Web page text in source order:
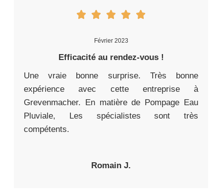
Février 2023
Efficacité au rendez-vous !
Une vraie bonne surprise. Très bonne
expérience avec cette entreprise à
Grevenmacher. En matière de Pompage Eau
Pluviale, Les spécialistes sont très
compétents.
Romain J.